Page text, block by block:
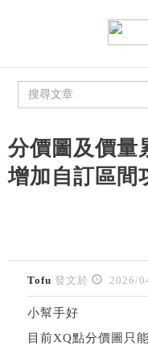
分價圖及價量
增加自訂區間
Tofu 發文於 2026/
小幫手好
目前XQ點分價圖只